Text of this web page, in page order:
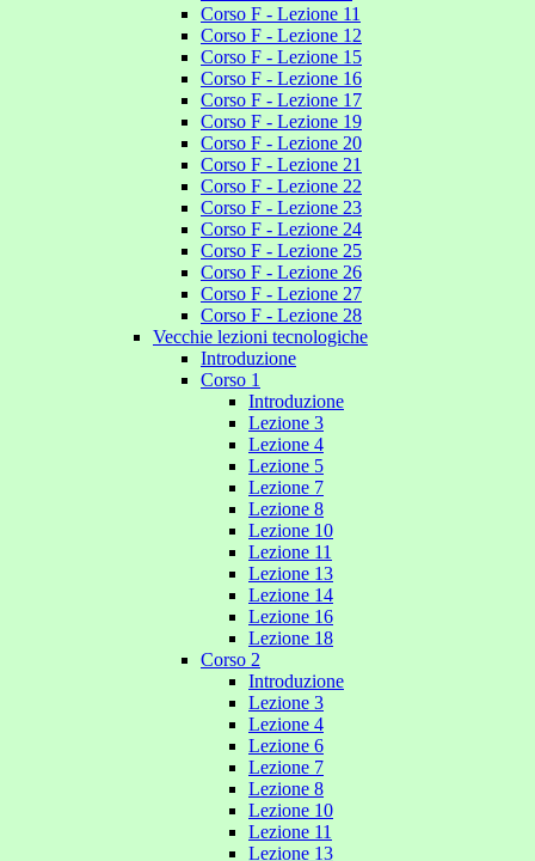
Corso F - Lezione 11
Corso F - Lezione 12
Corso F - Lezione 15
Corso F - Lezione 16
Corso F - Lezione 17
Corso F - Lezione 19
Corso F - Lezione 20
Corso F - Lezione 21
Corso F - Lezione 22
Corso F - Lezione 23
Corso F - Lezione 24
Corso F - Lezione 25
Corso F - Lezione 26
Corso F - Lezione 27
Corso F - Lezione 28
Vecchie lezioni tecnologiche
Introduzione
Corso 1
Introduzione
Lezione 3
Lezione 4
Lezione 5
Lezione 7
Lezione 8
Lezione 10
Lezione 11
Lezione 13
Lezione 14
Lezione 16
Lezione 18
Corso 2
Introduzione
Lezione 3
Lezione 4
Lezione 6
Lezione 7
Lezione 8
Lezione 10
Lezione 11
Lezione 13